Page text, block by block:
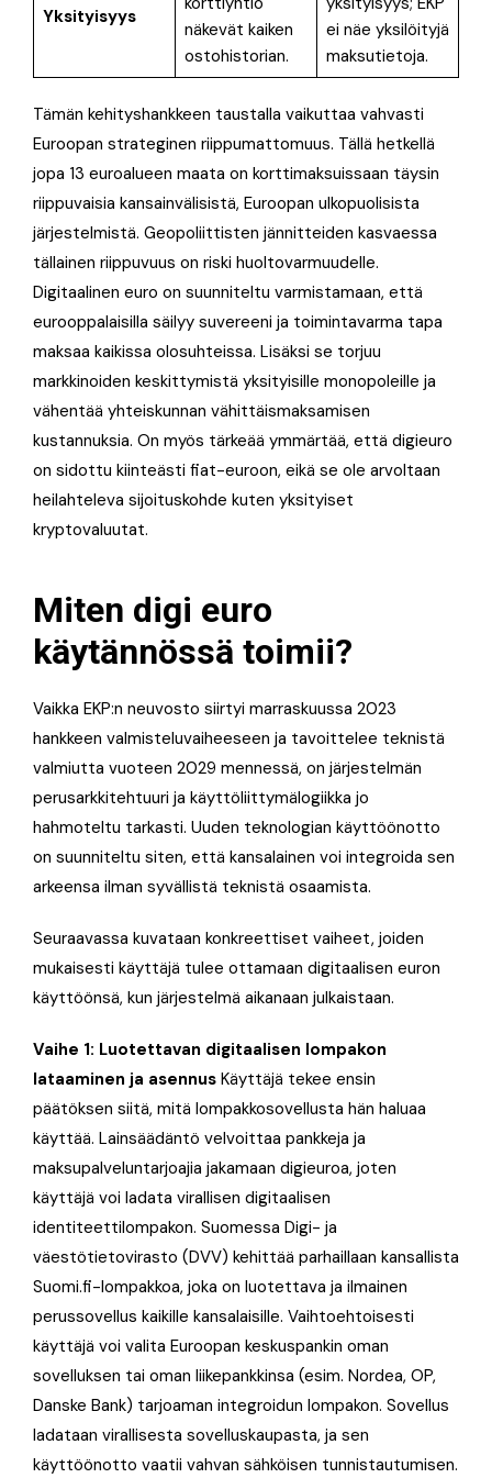
Yksityisyys
näkevät kaiken
ostohistorian.
ei näe yksilöityjä
maksutietoja.
Tämän kehityshankkeen taustalla vaikuttaa vahvasti
Euroopan strateginen riippumattomuus. Tällä hetkellä
jopa 13 euroalueen maata on korttimaksuissaan täysin
riippuvaisia kansainvälisistä, Euroopan ulkopuolisista
järjestelmistä. Geopoliittisten jännitteiden kasvaessa
tällainen riippuvuus on riski huoltovarmuudelle.
Digitaalinen euro on suunniteltu varmistamaan, että
eurooppalaisilla säilyy suvereeni ja toimintavarma tapa
maksaa kaikissa olosuhteissa. Lisäksi se torjuu
markkinoiden keskittymistä yksityisille monopoleille ja
vähentää yhteiskunnan vähittäismaksamisen
kustannuksia. On myös tärkeää ymmärtää, että digieuro
on sidottu kiinteästi fiat-euroon, eikä se ole arvoltaan
heilahteleva sijoituskohde kuten yksityiset
kryptovaluutat.
Miten digi euro
käytännössä toimii?
Vaikka EKP:n neuvosto siirtyi marraskuussa 2023
hankkeen valmisteluvaiheeseen ja tavoittelee teknistä
valmiutta vuoteen 2029 mennessä, on järjestelmän
perusarkkitehtuuri ja käyttöliittymälogiikka jo
hahmoteltu tarkasti. Uuden teknologian käyttöönotto
on suunniteltu siten, että kansalainen voi integroida sen
arkeensa ilman syvällistä teknistä osaamista.
Seuraavassa kuvataan konkreettiset vaiheet, joiden
mukaisesti käyttäjä tulee ottamaan digitaalisen euron
käyttöönsä, kun järjestelmä aikanaan julkaistaan.
Vaihe 1: Luotettavan digitaalisen lompakon
lataaminen ja asennus Käyttäjä tekee ensin
päätöksen siitä, mitä lompakkosovellusta hän haluaa
käyttää. Lainsäädäntö velvoittaa pankkeja ja
maksupalveluntarjoajia jakamaan digieuroa, joten
käyttäjä voi ladata virallisen digitaalisen
identiteettilompakon. Suomessa Digi- ja
väestötietovirasto (DVV) kehittää parhaillaan kansallista
Suomi.fi-lompakkoa, joka on luotettava ja ilmainen
perussovellus kaikille kansalaisille. Vaihtoehtoisesti
käyttäjä voi valita Euroopan keskuspankin oman
sovelluksen tai oman liikepankkinsa (esim. Nordea, OP,
Danske Bank) tarjoaman integroidun lompakon. Sovellus
ladataan virallisesta sovelluskaupasta, ja sen
käyttöönotto vaatii vahvan sähköisen tunnistautumisen.